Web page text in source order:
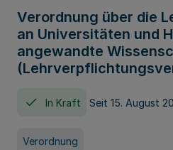
Verordnung über die
an Universitäten und
angewandte
In Kraft Seit 15. August
Verordnung